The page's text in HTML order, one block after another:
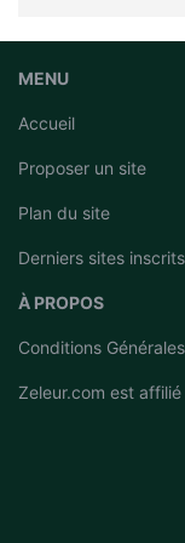
MENU
Accueil
Proposer un site
Plan du site
Derniers sites inscrits
À PROPOS
Conditions
Zeleur.com est affilié